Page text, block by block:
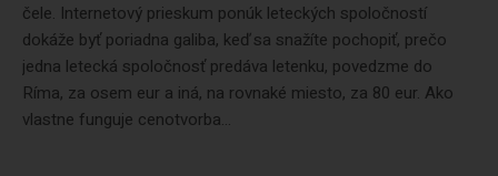
čele. Internetový prieskum ponúk leteckých spoločností
dokáže byť poriadna galiba, keď sa snažíte pochopiť, prečo
jedna letecká spoločnosť predáva letenku, povedzme do
Ríma, za osem eur a iná, na rovnaké miesto, za 80 eur. Ako
vlastne funguje cenotvorba...